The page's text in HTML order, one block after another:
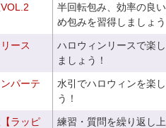
半回転包み、効率の良
め包みを習得しましょう
ース
ハロウィンリースで楽
ましょう！
パーテ
水引でハロウィンを楽
う！
ラッピ
練習・質問を繰り返し